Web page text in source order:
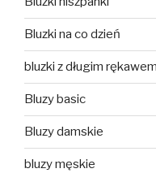
Bluzki na co dzień
bluzki z długim rękawem
Bluzy basic
Bluzy damskie
bluzy męskie